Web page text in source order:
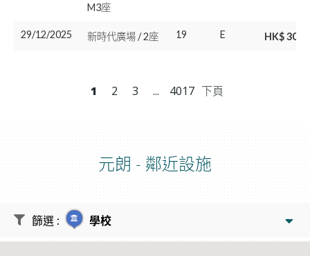
M3座
29/12/2025 新時代廣場 / 2座 19 E HK$ 300
1 2 3 ... 4017 下頁
元朗 - 鄰近設施
篩選 : 學校